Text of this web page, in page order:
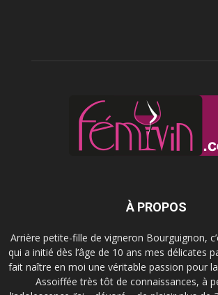
À PROPOS
Arrière petite-fille de vigneron Bourguignon,
qui a initié dès l’âge de 10 ans mes délicates
fait naître en moi une véritable passion pour
Assoiffée très tôt de connaissances, à